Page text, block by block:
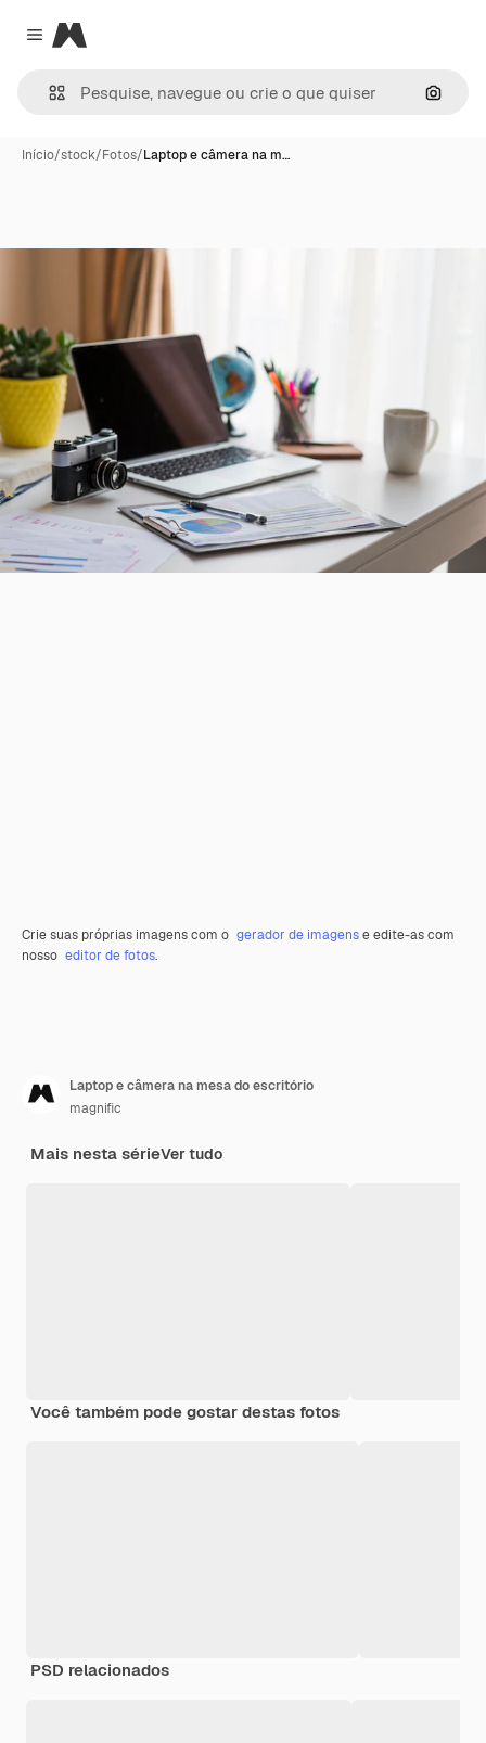
Close menu
Magnific
Início/stock/Fotos/Laptop e câmera na m…
Crie suas próprias imagens com o gerador de imagense edite-as com
nosso editor de fotos.
Laptop e câmera na mesa do escritório
magnific
Mais nesta sérieVer tudo
Você também pode gostar destas fotos
PSD relacionados